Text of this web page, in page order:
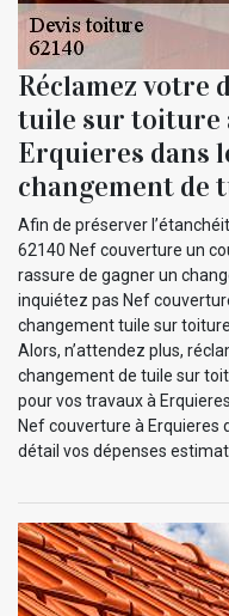
Réclamez votre
tuile sur toiture
Erquieres dans
changement de
Afin de préserver
62140 Nef couverture un
rassure de gagner un
inquiétez pas Nef
changement tuile sur
Alors, n’attendez plus,
changement de tuile sur
pour vos travaux à
Nef couverture à Erquieres
détail vos dépenses